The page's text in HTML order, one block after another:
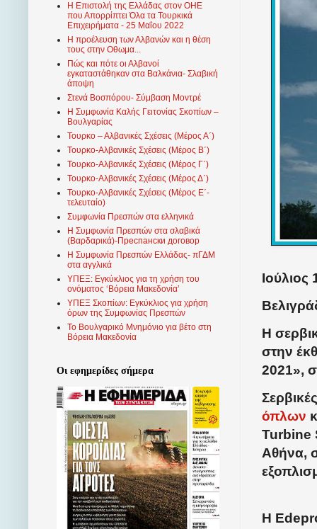
Η
στην
2021»,
όπλων
Turbine
Αθήνα,
Η
Η Επιστολή της Ελλάδας στον ΟΗΕ
που Απορρίπτει Όλα τα Τουρκικά
Επιχειρήματα - 25 Μαΐου 2022
Η προέλευση των Αλβανών και η θέση
τους στην Οθωμα...
Πώς και πότε οι Αλβανοί
εγκαταστάθηκαν στα Βαλκάνια- Σλαβική
άποψη
Στενά Βοσπόρου- Σύμβαση Μοντρέ
Η Συμφωνία Καλής Γειτονίας Σκοπίων –
Βουλγαρίας
Τουρκο – Αλβανικές Σχέσεις (Mέρος Α΄)
Τουρκο-Αλβανικές Σχέσεις (Μέρος Β΄)
Τουρκο-Αλβανικές Σχέσεις (Μέρος Γ΄)
Τουρκο-Αλβανικές Σχέσεις (Μέρος Δ΄)
Τουρκο-Αλβανικές Σχέσεις (Μέρος Ε΄-
τελευταίο)
Συμφωνία Πρεσπών στα ελληνικά
Η Συμφωνία Πρεσπών στα σλαβικά
(Βαρδαρικά)-Преспански договор
Η Συμφωνία Πρεσπών Ελλάδας- πΓΔΜ
στα αγγλικά
ΥΠΕΞ: Εγκύκλιος για τη χρήση του
ονόματος ‘Βόρεια Μακεδονία’
ΥΠΕΞ Σκοπίων: Εγκύκλιος για χρήση
όρων της Συμφωνίας Πρεσπών
Το Βουλγαρικό Μνημόνιο για βέτο στη
Βόρεια Μακεδονία
Οι εφημερίδες σήμερα